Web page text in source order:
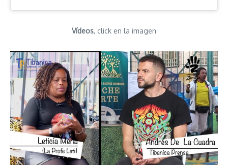
Vídeos, click en la imagen